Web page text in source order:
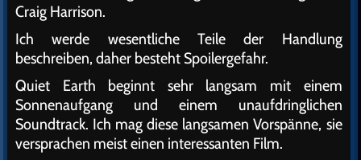
Craig Harrison.
Ich werde wesentliche Teile der Handlung
beschreiben, daher besteht Spoilergefahr.
Quiet Earth beginnt sehr langsam mit einem
Sonnenaufgang und einem unaufdringlichen
Soundtrack. Ich mag diese langsamen Vorspänne, sie
versprachen meist einen interessanten Film.